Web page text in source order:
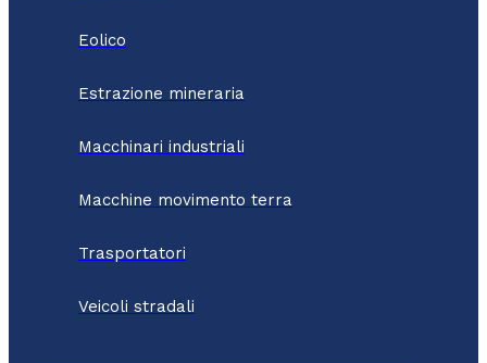
Eolico
Estrazione mineraria
Macchinari industriali
Macchine movimento terra
Trasportatori
Veicoli stradali